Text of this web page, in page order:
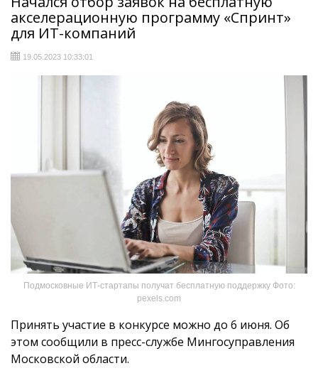
акселерационную программу «Спринт»
для ИТ-компаний
19.05.2023 10:33:01
Подмосковные ИТ-стартапы получат бесплатную поддержку Фото:
pexels.com
Принять участие в конкурсе можно до 6 июня. Об
этом сообщили в пресс-службе Мингосуправления
Московской области.